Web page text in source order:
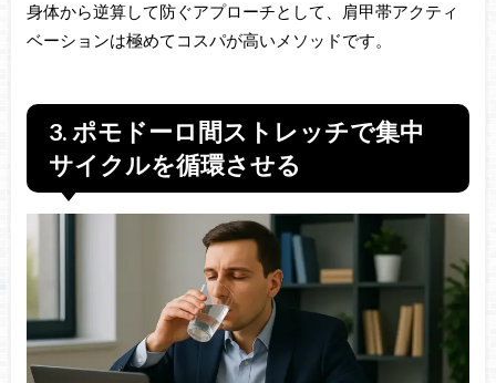
身体から逆算して防ぐアプローチとして、肩甲帯アクティ
ベーションは極めてコスパが高いメソッドです。
3. ポモドーロ間ストレッチで集中
サイクルを循環させる